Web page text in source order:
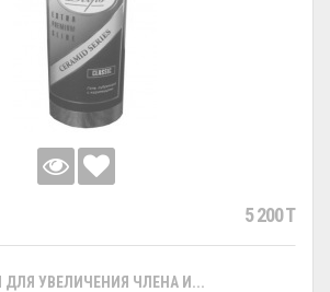
5 200 T
ДЛЯ УВЕЛИЧЕНИЯ ЧЛЕНА И...